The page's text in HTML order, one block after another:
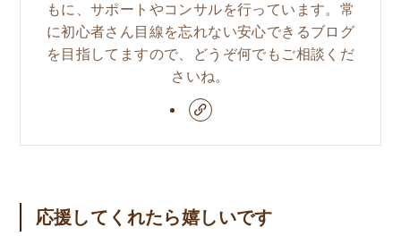
もに、サポートやコンサルを行っています。常
に初心者さん目線を忘れない安心できるブログ
を目指してますので、どうぞ何でもご相談くだ
さいね。
応援してくれたら嬉しいです